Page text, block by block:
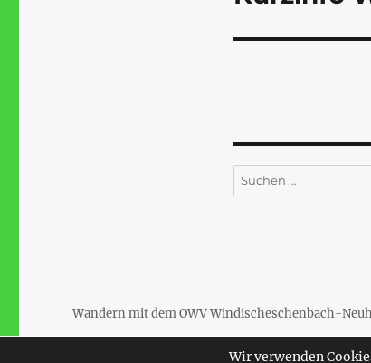
Suchen
nach:
Wandern mit dem OWV Windischeschenbach-
Wir verwenden